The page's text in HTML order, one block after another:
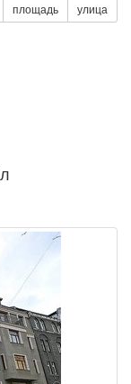
площадь улица